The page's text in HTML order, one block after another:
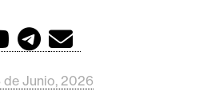
de Junio, 2026